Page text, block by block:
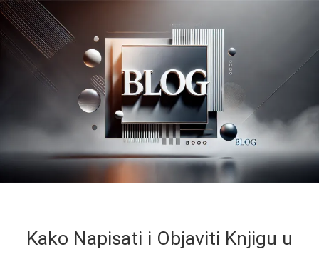
Kako Napisati i Objaviti Knjigu u